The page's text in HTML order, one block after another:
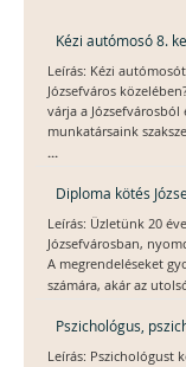
Kézi autómosó 8.
Leírás: Kézi
Józsefváros
várja a
munkatársaink
...
Diploma kötés
Leírás: Üzletünk 20
Józsefvárosban,
A megrendeléseket
számára, akár az
Pszichológus,
Leírás: Pszichológust